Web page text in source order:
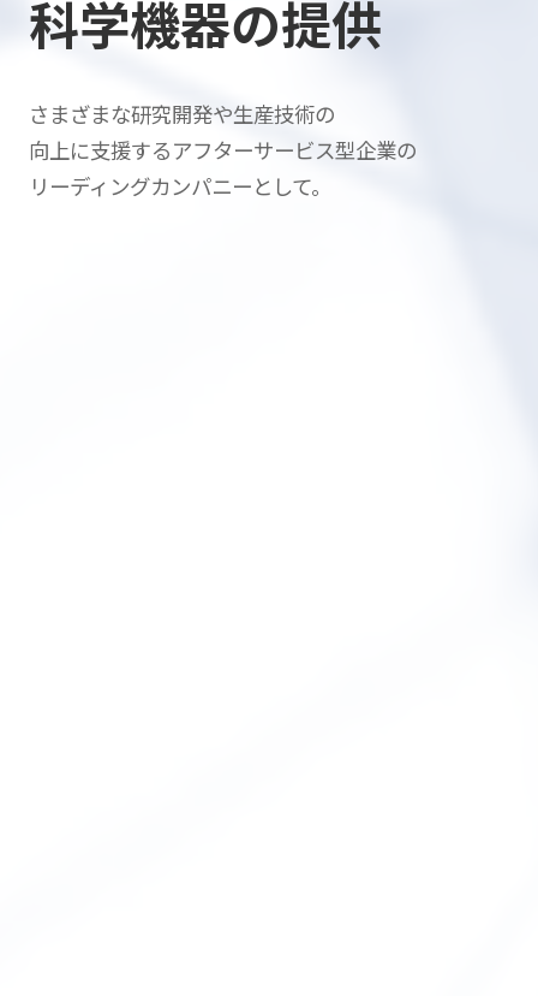
科学機器の提供
さまざまな研究開発や生産技術の
向上に支援するアフターサービス型企業の
リーディングカンパニーとして。